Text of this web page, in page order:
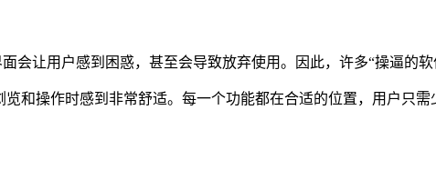
会让用户感到困惑，甚至会导致放弃使用。因此，许多“操逼的软
和操作时感到非常舒适。每一个功能都在合适的位置，用户只需